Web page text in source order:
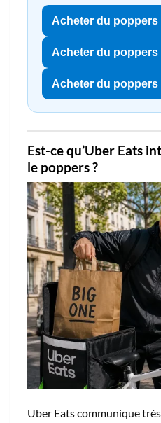
Acheter du poppers
Acheter du poppers
Acheter du poppers
Est-ce qu’Uber Eats
le poppers ?
Uber Eats communique